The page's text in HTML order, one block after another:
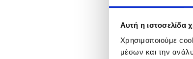
Αυτή η ιστοσελίδα
Χρησιμοποιούμε
μέσων και την